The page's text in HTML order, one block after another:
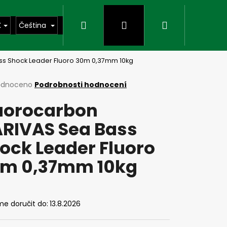
Čeština Hledat PřihlášeníNákupní
Shock Leader Fluoro 30m 0,37mm 10kg
Podrobnosti hodnocení
Sea Bass
Leader Fluoro
0,37mm 10kg
doručit do: 13.8.2026